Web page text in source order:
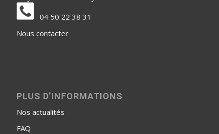
04 50 22 38 31
Nous contacter
PLUS D’INFORMATIONS
Nos actualités
FAQ